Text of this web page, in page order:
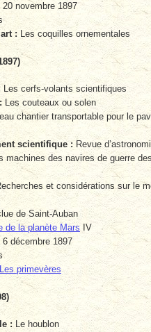
novembre 1897
: Les coquilles ornementales
Les cerfs-volants scientifiques
Les couteaux ou solen
chantier transportable pour le
scientifique : Revue
machines des navires de guerre
et considérations sur le
de Saint-Auban
de la planète Mars IV
décembre 1897
Les primevères
: Le houblon